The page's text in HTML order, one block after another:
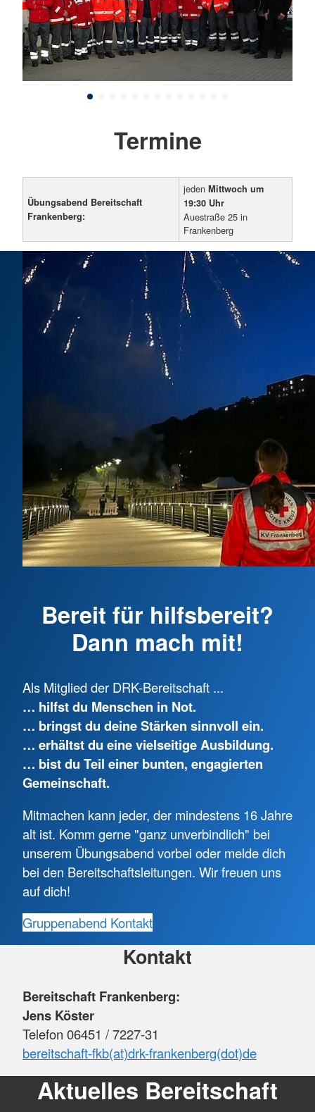
Termine
Übungsabend Bereitschaft
Frankenberg:
jedenMittwoch um
19:30 Uhr
Auestraße 25 in
Frankenberg
Bereit für hilfsbereit?
Dann mach mit!
Als Mitglied der DRK-Bereitschaft ...
… hilfst du Menschen in Not.
… bringst du deine Stärken sinnvoll ein.
… erhältst du eine vielseitige Ausbildung.
… bist du Teil einer bunten, engagierten
Gemeinschaft.
Mitmachen kann jeder, der mindestens 16 Jahre
alt ist. Komm gerne "ganz unverbindlich" bei
unserem Übungsabend vorbei oder melde dich
bei den Bereitschaftsleitungen. Wir freuen uns
auf dich!
Gruppenabend Kontakt
Kontakt
Bereitschaft Frankenberg:
Jens Köster
Telefon 06451 / 7227-31
bereitschaft-fkb(at)drk-frankenberg(dot)de
Aktuelles Bereitschaft